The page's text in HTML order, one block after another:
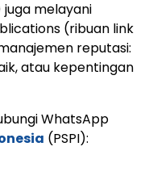
juga melayani
(ribuan link
reputasi:
atau kepentingan
WhatsApp
(PSPI):